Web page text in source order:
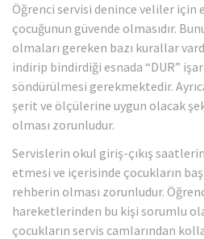
Öğrenci servisi denince veliler için
çocuğunun güvende olmasıdır.
olmaları gereken bazı kurallar
indirip bindirdiği esnada “DUR”
söndürülmesi gerekmektedir.
şerit ve ölçülerine uygun olacak
olması zorunludur.
Servislerin okul giriş-çıkış
etmesi ve içerisinde çocukların
rehberin olması zorunludur.
hareketlerinden bu kişi sorumlu
çocukların servis camlarından